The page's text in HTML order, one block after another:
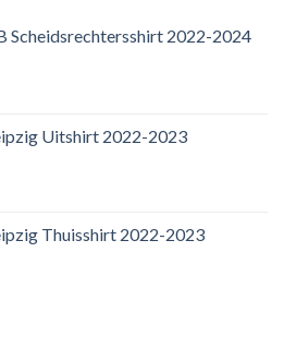
Scheidsrechtersshirt 2022-2024
Uitshirt 2022-2023
Thuisshirt 2022-2023